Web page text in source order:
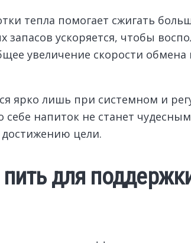
тепла помогает сжигать
запасов ускоряется, чтобы
увеличение скорости
ярко лишь при системном и
напиток не станет
достижению цели.
для